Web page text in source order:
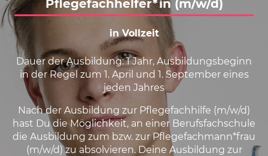
Pflegefachhelfer*in (m/w/d)
in Vollzeit
Dauer der Ausbildung: 1 Jahr, Ausbildungsbeginn
in der Regel zum 1. April und 1. September eines
jeden Jahres
Nach der Ausbildung zur Pflegefachhilfe (m/w/d)
hast Du die Möglichkeit, an einer Berufsfachschule
die Ausbildung zum bzw. zur Pflegefachmann*frau
(m/w/d) zu absolvieren. Deine Ausbildung zur